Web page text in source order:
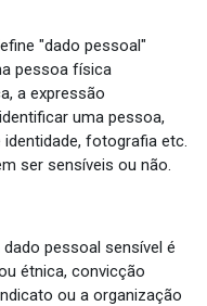
"dado pessoal"
pessoa física
a expressão
uma pessoa,
identidade, fotografia etc.
ser sensíveis ou não.
dado pessoal sensível é
étnica, convicção
ou a organização